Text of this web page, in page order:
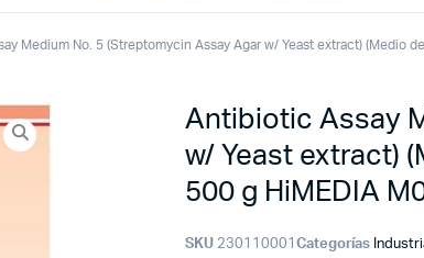
Medium No. 5 (Streptomycin Assay Agar w/ Yeast extract) (Medio
Antibiotic Assay
w/ Yeast extract)
500 g HiMEDIA
SKU 230110001 Categorías